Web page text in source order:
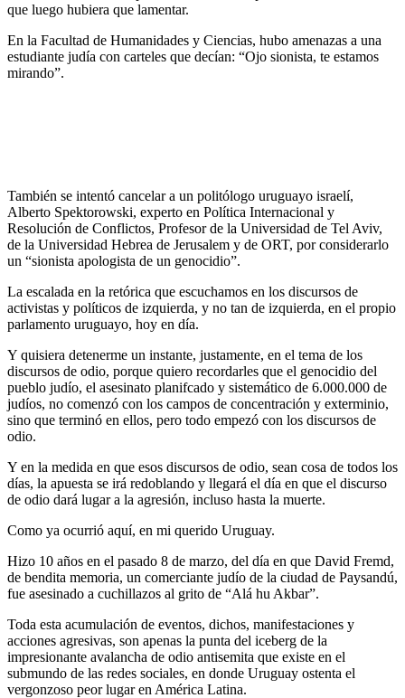
que luego hubiera que lamentar.
En la Facultad de Humanidades y Ciencias, hubo amenazas a una
estudiante judía con carteles que decían: “Ojo sionista, te estamos
mirando”.
También se intentó cancelar a un politólogo uruguayo israelí,
Alberto Spektorowski, experto en Política Internacional y
Resolución de Conflictos, Profesor de la Universidad de Tel Aviv,
de la Universidad Hebrea de Jerusalem y de ORT, por considerarlo
un “sionista apologista de un genocidio”.
La escalada en la retórica que escuchamos en los discursos de
activistas y políticos de izquierda, y no tan de izquierda, en el propio
parlamento uruguayo, hoy en día.
Y quisiera detenerme un instante, justamente, en el tema de los
discursos de odio, porque quiero recordarles que el genocidio del
pueblo judío, el asesinato planifcado y sistemático de 6.000.000 de
judíos, no comenzó con los campos de concentración y exterminio,
sino que terminó en ellos, pero todo empezó con los discursos de
odio.
Y en la medida en que esos discursos de odio, sean cosa de todos los
días, la apuesta se irá redoblando y llegará el día en que el discurso
de odio dará lugar a la agresión, incluso hasta la muerte.
Como ya ocurrió aquí, en mi querido Uruguay.
Hizo 10 años en el pasado 8 de marzo, del día en que David Fremd,
de bendita memoria, un comerciante judío de la ciudad de Paysandú,
fue asesinado a cuchillazos al grito de “Alá hu Akbar”.
Toda esta acumulación de eventos, dichos, manifestaciones y
acciones agresivas, son apenas la punta del iceberg de la
impresionante avalancha de odio antisemita que existe en el
submundo de las redes sociales, en donde Uruguay ostenta el
vergonzoso peor lugar en América Latina.